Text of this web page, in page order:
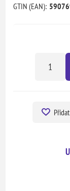
GTIN (EAN):